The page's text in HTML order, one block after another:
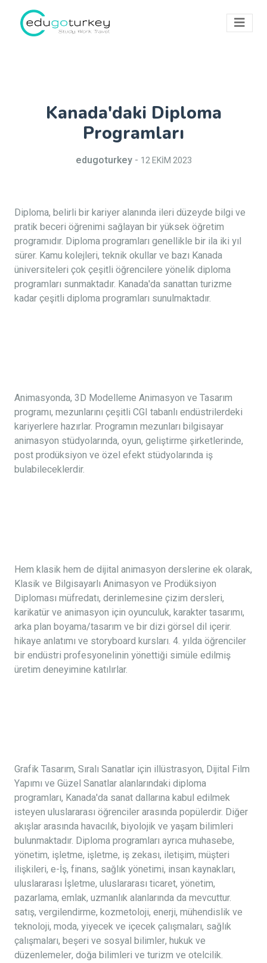
Kanada'daki Diploma
Programları
edugoturkey- 12 EKİM 2023
Diploma, belirli bir kariyer alanında ileri düzeyde bilgi ve
pratik beceri öğrenimi sağlayan bir yüksek öğretim
programıdır. Diploma programları genellikle bir ila iki yıl
sürer. Kamu kolejleri, teknik okullar ve bazı Kanada
üniversiteleri çok çeşitli öğrencilere yönelik diploma
programları sunmaktadır. Kanada'da sanattan turizme
kadar çeşitli diploma programları sunulmaktadır.
Animasyonda, 3D Modelleme Animasyon ve Tasarım
programı, mezunlarını çeşitli CGI tabanlı endüstrilerdeki
kariyerlere hazırlar. Programın mezunları bilgisayar
animasyon stüdyolarında, oyun, geliştirme şirketlerinde,
post prodüksiyon ve özel efekt stüdyolarında iş
bulabileceklerdir.
Hem klasik hem de dijital animasyon derslerine ek olarak,
Klasik ve Bilgisayarlı Animasyon ve Prodüksiyon
Diploması müfredatı, derinlemesine çizim dersleri,
karikatür ve animasyon için oyunculuk, karakter tasarımı,
arka plan boyama/tasarım ve bir dizi görsel dil içerir.
hikaye anlatımı ve storyboard kursları. 4. yılda öğrenciler
bir endüstri profesyonelinin yönettiği simüle edilmiş
üretim deneyimine katılırlar.
Grafik Tasarım, Sıralı Sanatlar için illüstrasyon, Dijital Film
Yapımı ve Güzel Sanatlar alanlarındaki diploma
programları, Kanada'da sanat dallarına kabul edilmek
isteyen uluslararası öğrenciler arasında popülerdir. Diğer
akışlar arasında havacılık, biyolojik ve yaşam bilimleri
bulunmaktadır. Diploma programları ayrıca muhasebe,
yönetim, işletme, işletme, iş zekası, iletişim, müşteri
ilişkileri, e-İş, finans, sağlık yönetimi, insan kaynakları,
uluslararası İşletme, uluslararası ticaret, yönetim,
pazarlama, emlak, uzmanlık alanlarında da mevcuttur.
satış, vergilendirme, kozmetoloji, enerji, mühendislik ve
teknoloji, moda, yiyecek ve içecek çalışmaları, sağlık
çalışmaları, beşeri ve sosyal bilimler, hukuk ve
düzenlemeler, doğa bilimleri ve turizm ve otelcilik.